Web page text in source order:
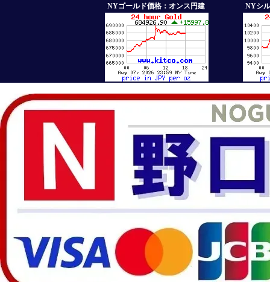
NYゴールド価格：オンス円建 NYシ